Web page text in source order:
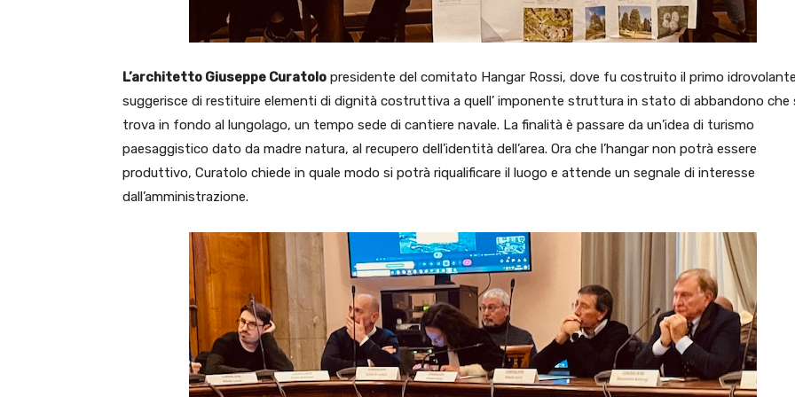
L’architetto Giuseppe Curatolo presidente del comitato Hangar Rossi, dove fu costruito il primo
suggerisce di restituire elementi di dignità costruttiva a quell’ imponente struttura in stato di abbandono che
trova in fondo al lungolago, un tempo sede di cantiere navale. La finalità è passare da un’idea di turismo
paesaggistico dato da madre natura, al recupero dell’identità dell’area. Ora che l’hangar non potrà essere
produttivo, Curatolo chiede in quale modo si potrà riqualificare il luogo e attende un segnale di interesse
dall’amministrazione.